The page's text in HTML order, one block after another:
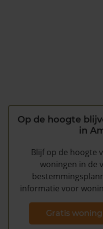
Op de hoogte
in
Blijf op de hoogte
woningen in de
informatie voor
Gratis